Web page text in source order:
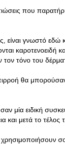
που
γνωστό εδώ
τόνο του
θα
μία ειδική
και μετά το τέλος